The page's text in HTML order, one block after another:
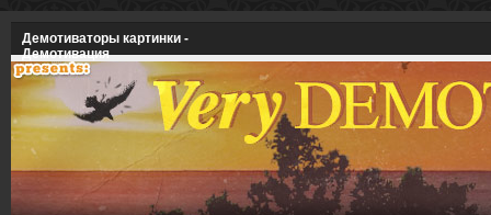
Демотиваторы картинки -
Демотивация